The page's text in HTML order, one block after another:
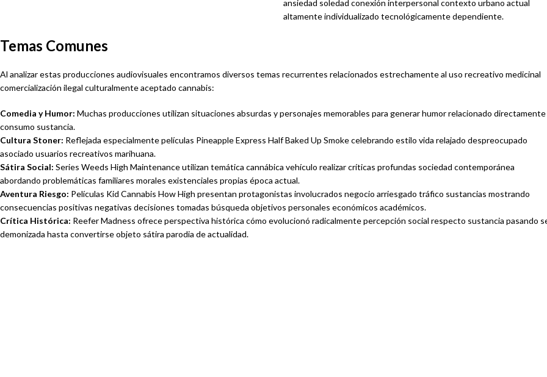
ansiedad soledad conexión interpersonal contexto urbano actual
altamente individualizado tecnológicamente dependiente.
Temas Comunes
Al analizar estas producciones audiovisuales encontramos diversos temas recurrentes relacionados estrechamente al uso recreativo medicinal
comercialización ilegal culturalmente aceptado cannabis:
Comedia y Humor: Muchas producciones utilizan situaciones absurdas y personajes memorables para generar humor relacionado directamente
consumo sustancia.
Cultura Stoner: Reflejada especialmente películas Pineapple Express Half Baked Up Smoke celebrando estilo vida relajado despreocupado
asociado usuarios recreativos marihuana.
Sátira Social: Series Weeds High Maintenance utilizan temática cannábica vehículo realizar críticas profundas sociedad contemporánea
abordando problemáticas familiares morales existenciales propias época actual.
Aventura Riesgo: Películas Kid Cannabis How High presentan protagonistas involucrados negocio arriesgado tráfico sustancias mostrando
consecuencias positivas negativas decisiones tomadas búsqueda objetivos personales económicos académicos.
Crítica Histórica: Reefer Madness ofrece perspectiva histórica cómo evolucionó radicalmente percepción social respecto sustancia pasando
demonizada hasta convertirse objeto sátira parodia de actualidad.